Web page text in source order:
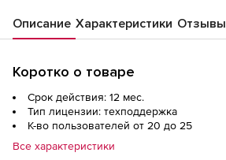
Описание Характеристики Отзывы
Коротко о товаре
Срок действия: 12 мес.
Тип лицензии: техподдержка
К-во пользователей от 20 до 25
Все характеристики